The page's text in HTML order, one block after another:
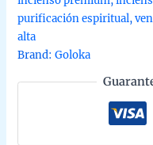
de
Goloka
agarbatti
masala
en
purificación espiritual,
alta
Brand:Goloka